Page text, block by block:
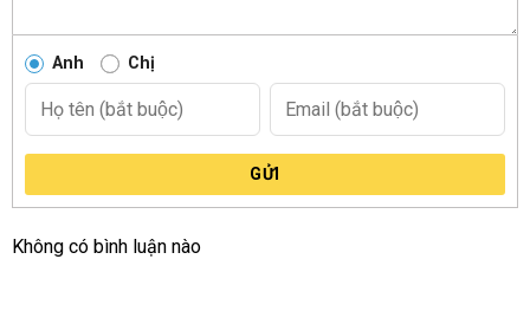
lời chúc về sự nghiệp vững vàng, những bước tiến mới đầy
thành công và phát triển.
Anh Chị
GỬI
Không có bình luận nào